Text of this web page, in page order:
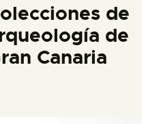
ESPAÑOL
de
de
Canaria